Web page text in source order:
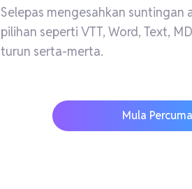
Selepas mengesahkan
pilihan seperti VTT, Word, Text,
turun serta-merta.
Mula Percuma